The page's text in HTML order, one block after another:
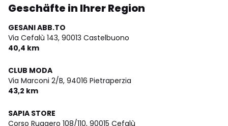
Geschäfte in Ihrer Region
GESANI ABB.TO
Via Cefalù 143, 90013 Castelbuono
40,4 km
CLUB MODA
Via Marconi 2/B, 94016 Pietraperzia
43,2 km
SAPIA STORE
Corso Ruggero 108/110, 90015 Cefalù